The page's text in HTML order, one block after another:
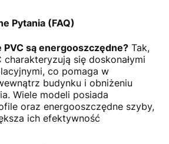
Pytania (FAQ)
PVC są energooszczędne? Tak,
charakteryzują się doskonałymi
co pomaga w
budynku i obniżeniu
Wiele modeli posiada
oraz energooszczędne szyby,
ich efektywność